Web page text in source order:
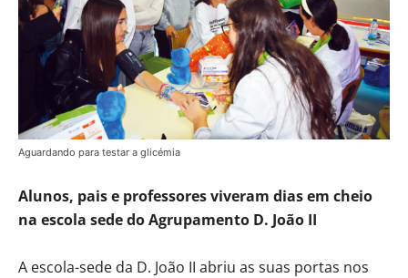
Aguardando para testar a glicémia
Alunos, pais e professores viveram dias em cheio
na escola sede do Agrupamento D. João II
A escola-sede da D. João II abriu as suas portas nos